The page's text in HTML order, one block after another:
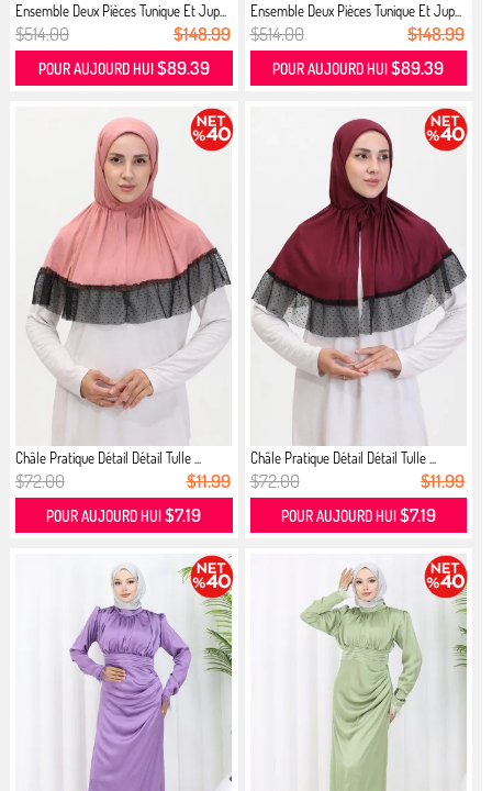
Ensemble Deux Pièces Tunique Et Jup...
$514.00 $148.99
POUR AUJOURD HUI $89.39
Ensemble Deux Pièces Tunique Et Jup...
$514.00 $148.99
POUR AUJOURD HUI$89.39
Châle Pratique Détail Détail Tulle ...
$72.00 $11.99
POUR AUJOURD HUI$7.19
Châle Pratique Détail Détail Tulle ...
$72.00 $11.99
POUR AUJOURD HUI $7.19